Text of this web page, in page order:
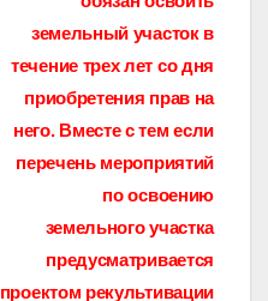
земельный участок в
течение трех лет со дня
приобретения прав на
него. Вместе с тем если
перечень мероприятий
по освоению
земельного участка
предусматривается
проектом рекультивации